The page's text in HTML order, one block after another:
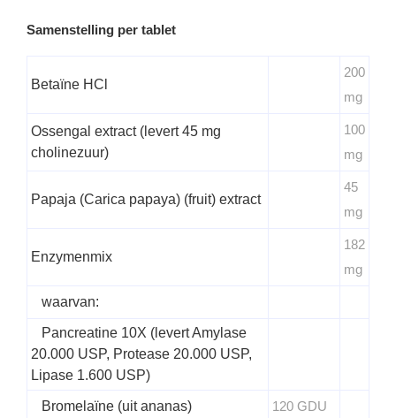
Samenstelling per tablet
Betaïne HCl
200
mg
Ossengal extract (levert 45 mg
cholinezuur)
100
mg
Papaja (Carica papaya) (fruit) extract
45
mg
Enzymenmix
182
mg
waarvan:
Pancreatine 10X (levert Amylase
20.000 USP, Protease 20.000 USP,
Lipase 1.600 USP)
Bromelaïne (uit ananas) 120 GDU